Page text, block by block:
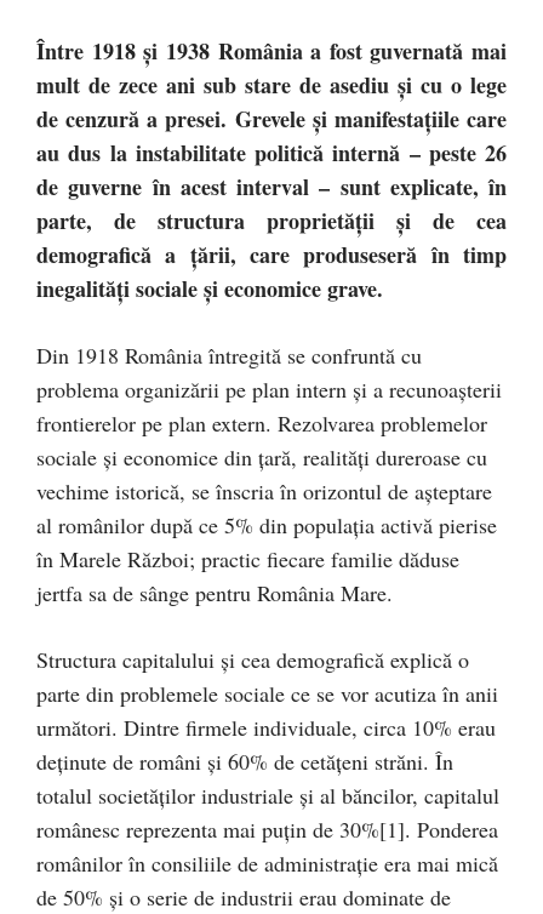
Între 1918 şi 1938 România a fost guvernată mai
mult de zece ani sub stare de asediu şi cu o lege
de cenzură a presei. Grevele şi manifestaţiile care
au dus la instabilitate politică internă – peste 26
de guverne în acest interval – sunt explicate, în
parte, de structura proprietăţii şi de cea
demografică a ţării, care produseseră în timp
inegalităţi sociale şi economice grave.
Din 1918 România întregită se confruntă cu
problema organizării pe plan intern şi a recunoaşterii
frontierelor pe plan extern. Rezolvarea problemelor
sociale şi economice din ţară, realităţi dureroase cu
vechime istorică, se înscria în orizontul de aşteptare
al românilor după ce 5% din populaţia activă pierise
în Marele Război; practic fiecare familie dăduse
jertfa sa de sânge pentru România Mare.
Structura capitalului şi cea demografică explică o
parte din problemele sociale ce se vor acutiza în anii
următori. Dintre firmele individuale, circa 10% erau
deţinute de români şi 60% de cetăţeni străni. În
totalul societăţilor industriale şi al băncilor, capitalul
românesc reprezenta mai puţin de 30%[1]. Ponderea
românilor în consiliile de administraţie era mai mică
de 50% şi o serie de industrii erau dominate de